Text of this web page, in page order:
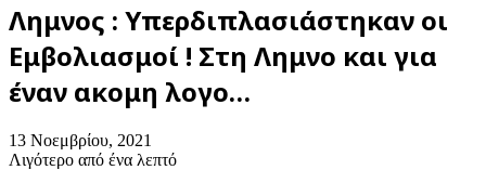
Λημνος : Υπερδιπλασιάστηκαν οι
Εμβολιασμοί ! Στη Λημνο και για
έναν ακομη λογο…
13 Νοεμβρίου, 2021
Λιγότερο από ένα λεπτό